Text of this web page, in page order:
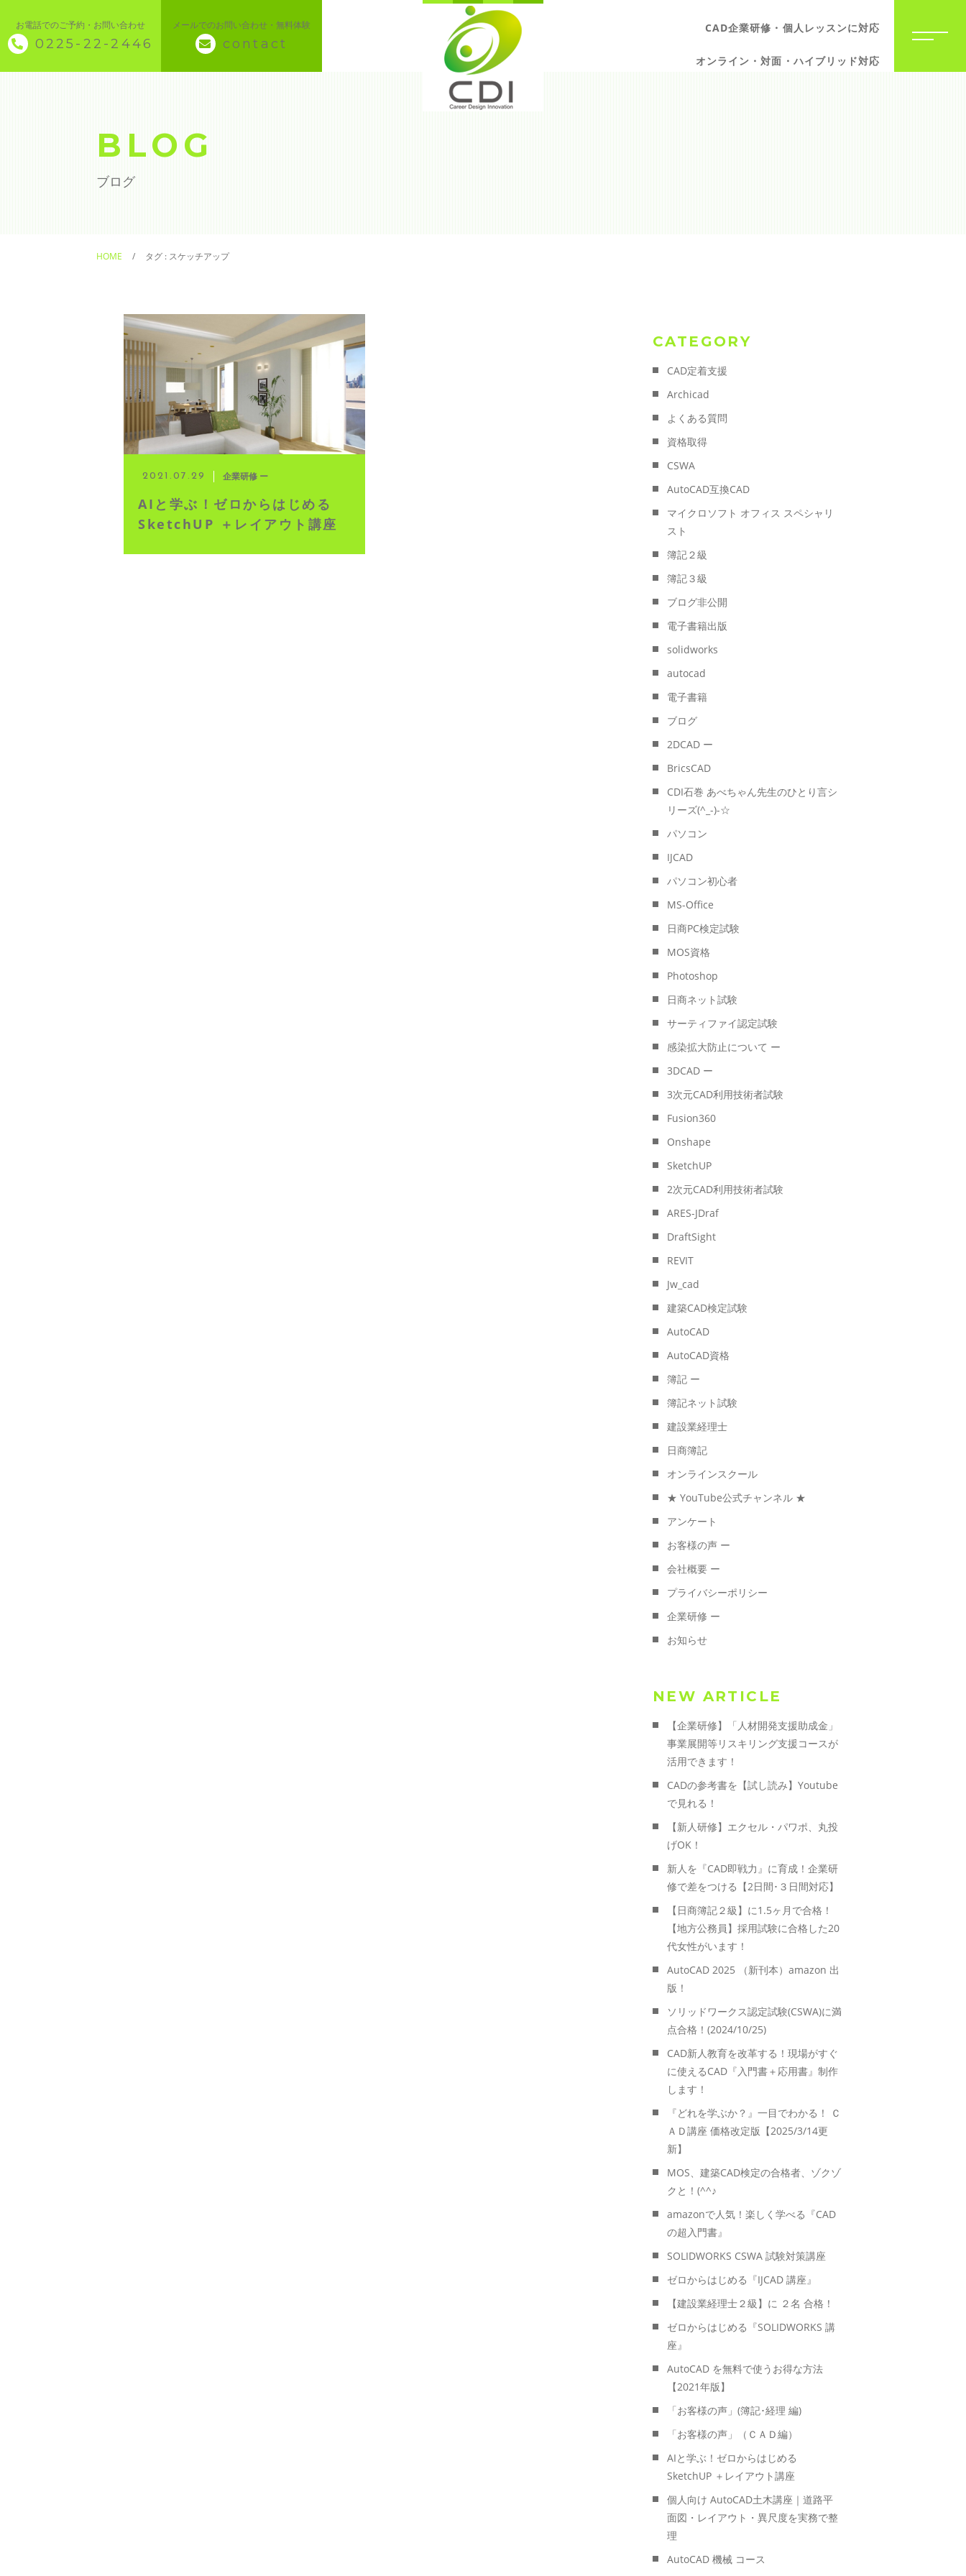
お電話でのご予約・お問い合わせ
0225-22-2446
メールでのお問い合わせ・無料体験
contact
CAD企業研修・個人レッスンに対応
オンライン・対面・ハイブリッド対応
◇ トップページ
◆ CAD・BIM
◆ 資格･ネット試験
◆ オンラインによる授業／体験
◇ 書籍出版
◇ Youtubeチャンネル・ライブ配信
◇ よくある質問
◇ お客様の声
BLOG
ブログ
HOME タグ : スケッチアップ
2021.07.29 企業研修 ー
AIと学ぶ！ゼロからはじめる
SketchUP ＋レイアウト講座
CATEGORY
CAD定着支援
Archicad
よくある質問
資格取得
CSWA
AutoCAD互換CAD
マイクロソフト オフィス スペシャリ
スト
簿記２級
簿記３級
ブログ非公開
電子書籍出版
solidworks
autocad
電子書籍
ブログ
2DCAD ー
BricsCAD
CDI石巻 あべちゃん先生のひとり言シ
リーズ(^_-)-☆
パソコン
IJCAD
パソコン初心者
MS-Office
日商PC検定試験
MOS資格
Photoshop
日商ネット試験
サーティファイ認定試験
感染拡大防止について ー
3DCAD ー
3次元CAD利用技術者試験
Fusion360
Onshape
SketchUP
2次元CAD利用技術者試験
ARES-JDraf
DraftSight
REVIT
Jw_cad
建築CAD検定試験
AutoCAD
AutoCAD資格
簿記 ー
簿記ネット試験
建設業経理士
日商簿記
オンラインスクール
★ YouTube公式チャンネル ★
アンケート
お客様の声 ー
会社概要 ー
プライバシーポリシー
企業研修 ー
お知らせ
NEW ARTICLE
【企業研修】「人材開発支援助成金」
事業展開等リスキリング支援コースが
活用できます！
CADの参考書を【試し読み】Youtube
で見れる！
【新人研修】エクセル・パワポ、丸投
げOK！
新人を『CAD即戦力』に育成！企業研
修で差をつける【2日間･３日間対応】
【日商簿記２級】に1.5ヶ月で合格！
【地方公務員】採用試験に合格した20
代女性がいます！
AutoCAD 2025 （新刊本）amazon 出
版！
ソリッドワークス認定試験(CSWA)に満
点合格！(2024/10/25)
CAD新人教育を改革する！現場がすぐ
に使えるCAD『入門書＋応用書』制作
します！
『どれを学ぶか？』一目でわかる！ Ｃ
ＡＤ講座 価格改定版【2025/3/14更
新】
MOS、建築CAD検定の合格者、ゾクゾ
クと！(^^♪
amazonで人気！楽しく学べる『CAD
の超入門書』
SOLIDWORKS CSWA 試験対策講座
ゼロからはじめる『IJCAD 講座』
【建設業経理士２級】に ２名 合格！
ゼロからはじめる『SOLIDWORKS 講
座』
AutoCAD を無料で使うお得な方法
【2021年版】
「お客様の声」(簿記･経理 編)
「お客様の声」（ＣＡＤ編）
AIと学ぶ！ゼロからはじめる
SketchUP ＋レイアウト講座
個人向け AutoCAD土木講座｜道路平
面図・レイアウト・異尺度を実務で整
理
AutoCAD 機械 コース